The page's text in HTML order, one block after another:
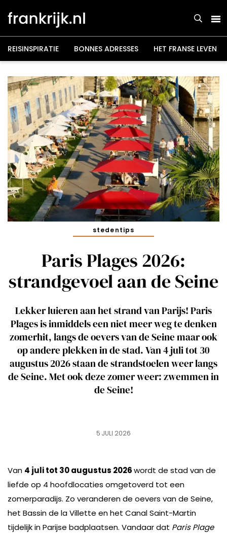
naar
inhoud
REISINSPIRATIE BONNES ADRESSES HET FRANSE LEVEN
stedentips
Paris Plages 2026:
strandgevoel aan de Seine
Lekker luieren aan het strand van Parijs! Paris
Plages is inmiddels een niet meer weg te denken
zomerhit, langs de oevers van de Seine maar ook
op andere plekken in de stad. Van 4 juli tot 30
augustus 2026 staan de strandstoelen weer langs
de Seine. Met ook deze zomer weer: zwemmen in
de Seine!
5 JULI 2026
Van 4 juli tot 30 augustus 2026wordt de stad van de
liefde op 4 hoofdlocaties omgetoverd tot een
zomerparadijs. Zo veranderen de oevers van de Seine,
het Bassin de la Villette en het Canal Saint-Martin
tijdelijk in Parijse badplaatsen. Vandaar dat Paris Plage